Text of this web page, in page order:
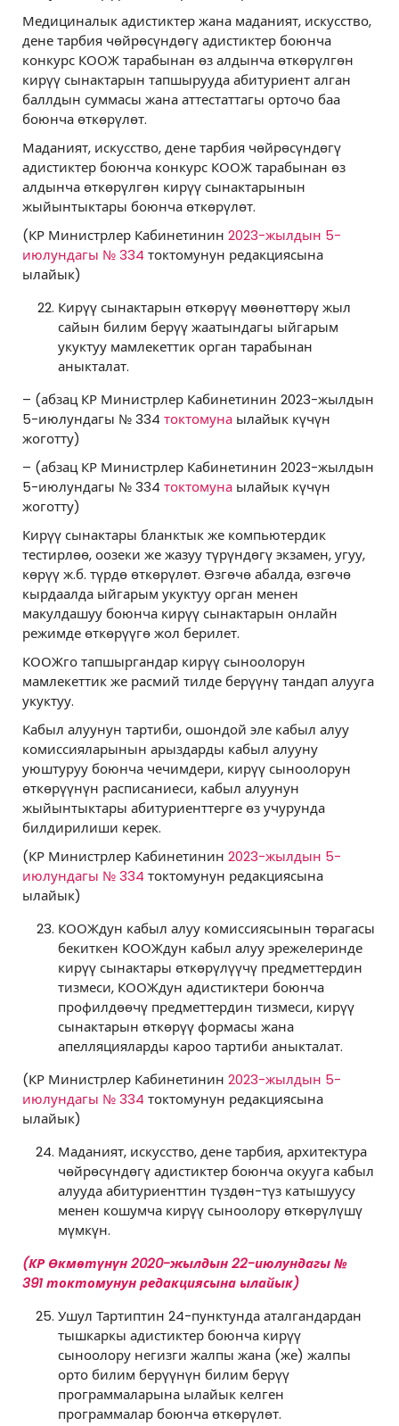
Медициналык адистиктер жана маданият, искусство,
дене тарбия чөйрөсүндөгү адистиктер боюнча
конкурс КООЖ тарабынан өз алдынча өткөрүлгөн
кирүү сынактарын тапшырууда абитуриент алган
баллдын суммасы жана аттестаттагы орточо баа
боюнча өткөрүлөт.
Маданият, искусство, дене тарбия чөйрөсүндөгү
адистиктер боюнча конкурс КООЖ тарабынан өз
алдынча өткөрүлгөн кирүү сынактарынын
жыйынтыктары боюнча өткөрүлөт.
(КР Министрлер Кабинетинин 2023-жылдын 5-
июлундагы № 334 токтомунун редакциясына
ылайык)
Кирүү сынактарын өткөрүү мөөнөттөрү жыл
сайын билим берүү жаатындагы ыйгарым
укуктуу мамлекеттик орган тарабынан
аныкталат.
– (абзац КР Министрлер Кабинетинин 2023-жылдын
5-июлундагы № 334 токтомуна ылайык күчүн
жоготту)
– (абзац КР Министрлер Кабинетинин 2023-жылдын
5-июлундагы № 334 токтомуна ылайык күчүн
жоготту)
Кирүү сынактары бланктык же компьютердик
тестирлөө, оозеки же жазуу түрүндөгү экзамен, угуу,
көрүү ж.б. түрдө өткөрүлөт. Өзгөчө абалда, өзгөчө
кырдаалда ыйгарым укуктуу орган менен
макулдашуу боюнча кирүү сынактарын онлайн
режимде өткөрүүгө жол берилет.
КООЖго тапшыргандар кирүү сыноолорун
мамлекеттик же расмий тилде берүүнү тандап алууга
укуктуу.
Кабыл алуунун тартиби, ошондой эле кабыл алуу
комиссияларынын арыздарды кабыл алууну
уюштуруу боюнча чечимдери, кирүү сыноолорун
өткөрүүнүн расписаниеси, кабыл алуунун
жыйынтыктары абитуриенттерге өз учурунда
билдирилиши керек.
(КР Министрлер Кабинетинин 2023-жылдын 5-
июлундагы № 334 токтомунун редакциясына
ылайык)
КООЖдун кабыл алуу комиссиясынын төрагасы
бекиткен КООЖдун кабыл алуу эрежелеринде
кирүү сынактары өткөрүлүүчү предметтердин
тизмеси, КООЖдун адистиктери боюнча
профилдөөчү предметтердин тизмеси, кирүү
сынактарын өткөрүү формасы жана
апелляцияларды кароо тартиби аныкталат.
(КР Министрлер Кабинетинин 2023-жылдын 5-
июлундагы № 334 токтомунун редакциясына
ылайык)
Маданият, искусство, дене тарбия, архитектура
чөйрөсүндөгү адистиктер боюнча окууга кабыл
алууда абитуриенттин түздөн-түз катышуусу
менен кошумча кирүү сыноолору өткөрүлүшү
мүмкүн.
(КР Өкмөтүнүн 2020-жылдын 22-июлундагы №
391 токтомунун редакциясына ылайык)
Ушул Тартиптин 24-пунктунда аталгандардан
тышкаркы адистиктер боюнча кирүү
сыноолору негизги жалпы жана (же) жалпы
орто билим берүүнүн билим берүү
программаларына ылайык келген
программалар боюнча өткөрүлөт.